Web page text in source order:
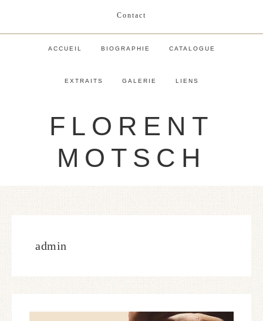
Contact
ACCUEIL BIOGRAPHIE CATALOGUE
EXTRAITS GALERIE LIENS
FLORENT
MOTSCH
admin